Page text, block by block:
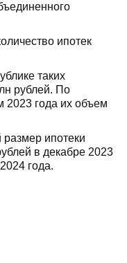
ипотек
таких
рублей. По
года их объем
ипотеки
в декабре 2023
года.